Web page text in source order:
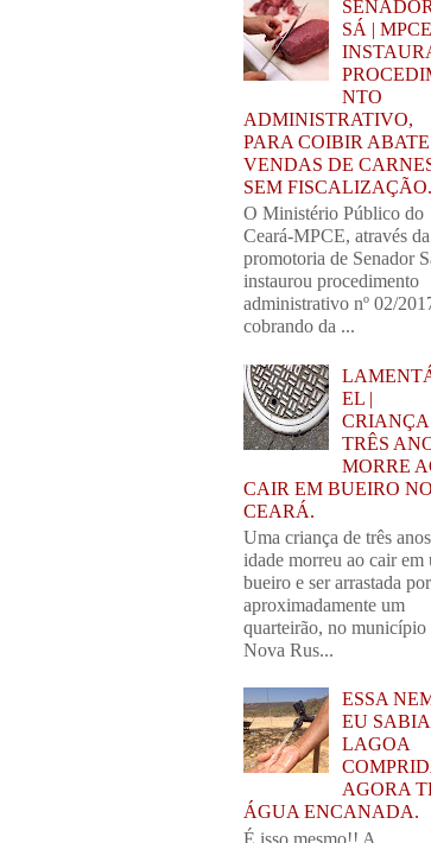
SENADOR
SÁ | MPCE
NTO
ADMINISTRATIVO,
PARA COIBIR
VENDAS DE
SEM FISCALIZAÇÃO.
O Ministério Público do
Ceará-MPCE, através da
promotoria de Senador
instaurou procedimento
administrativo nº 02/
cobrando da ...
EL |
CRIANÇA
TRÊS
MORRE
CAIR EM BUEIRO NO
CEARÁ.
Uma criança de três
idade morreu ao cair em
bueiro e ser arrastada por
aproximadamente um
quarteirão, no município
Nova Rus...
ESSA
EU
LAGOA
AGORA
ÁGUA ENCANADA.
É isso mesmo!! A